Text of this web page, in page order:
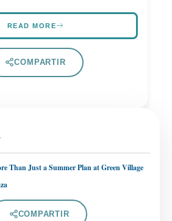
READ MORE
COMPARTIR
Than Just a Summer Plan at Green Village
COMPARTIR